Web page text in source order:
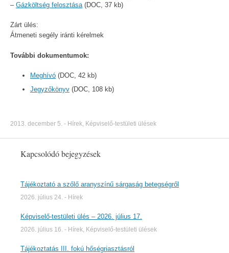
– Gázköltség felosztása (DOC, 37 kb)
Zárt ülés:
Átmeneti segély iránti kérelmek
További dokumentumok:
Meghívó (DOC, 42 kb)
Jegyzőkönyv (DOC, 108 kb)
2013. december 5. - Hírek, Képviselő-testületi ülések
Kapcsolódó bejegyzések
Tájékoztató a szőlő aranyszínű sárgaság betegségről
2026. július 24. - Hírek
Képviselő-testületi ülés – 2026. július 17.
2026. július 16. - Hírek, Képviselő-testületi ülések
Tájékoztatás III. fokú hőségriasztásról